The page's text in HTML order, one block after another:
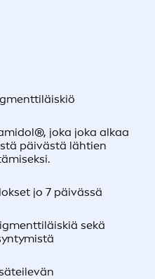
joka joka alkaa
päivästä lähtien
jo 7 päivässä
sekä